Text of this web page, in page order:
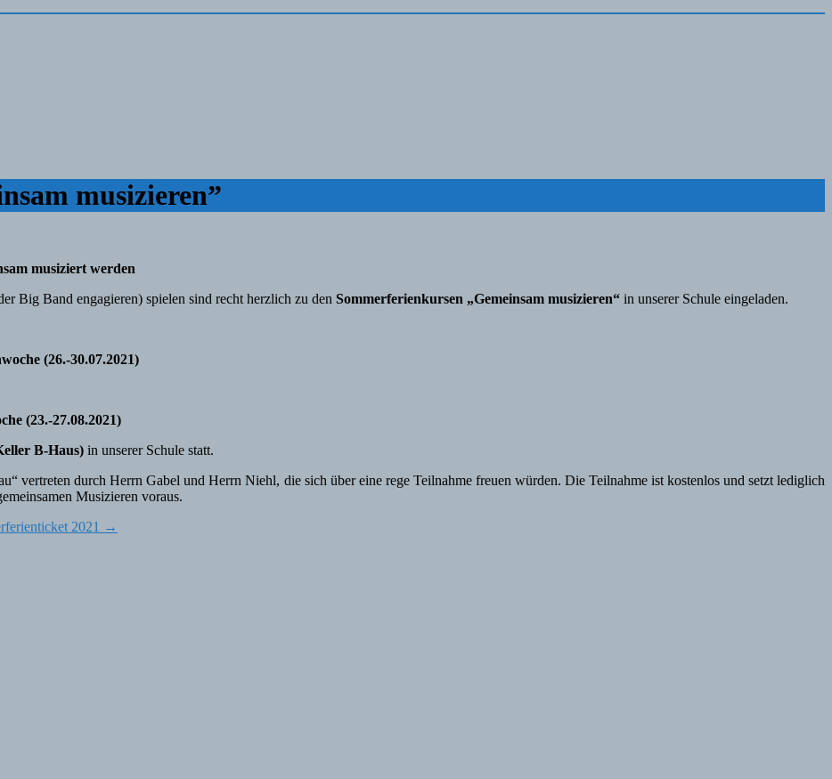
musizieren”
musiziert werden
Big Band engagieren) spielen sind recht herzlich zu den Sommerferienkursen „Gemeinsam musizieren“ in unserer Schule eingeladen.
(26.-30.07.2021)
(23.-27.08.2021)
B-Haus) in unserer Schule statt.
vertreten durch Herrn Gabel und Herrn Niehl, die sich über eine rege Teilnahme freuen würden. Die Teilnahme ist kostenlos und setzt lediglich
Musizieren voraus.
2021 →